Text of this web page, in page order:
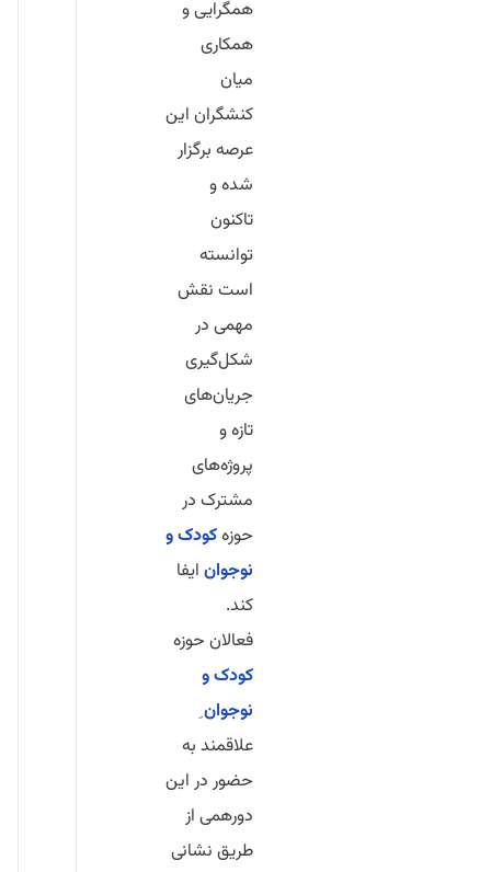
همگرایی و
همکاری
میان
کنشگران این
عرصه برگزار
شده و
تاکنون
توانسته
است نقش
مهمی در
شکل‌گیری
جریان‌های
تازه و
پروژه‌های
مشترک در
حوزهکودک و
نوجوان ایفا
کند.
فعالان حوزه
کودک و
نوجوانِ
علاقمند به
حضور در این
دورهمی از
طریق نشانی